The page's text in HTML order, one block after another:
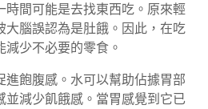
時間可能是去找東西吃。原來輕
大腦誤認為是肚餓。因此，在吃
少不必要的零食。
進飽腹感。水可以幫助佔據胃部
並減少飢餓感。當胃感覺到它已